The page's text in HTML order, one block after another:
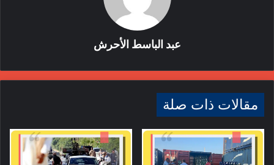
عبد الباسط الأحرش
مقالات ذات صلة